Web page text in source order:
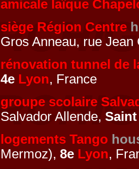
amicale laïque
siège Région Centre
Gros Anneau, rue
rénovation tunnel de
4e Lyon, France
groupe scolaire
Salvador Allende,
logements Tango
Mermoz), 8e Lyon,